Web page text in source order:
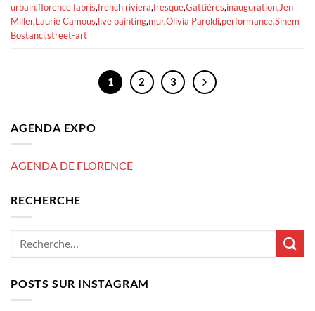
urbain,florence fabris,french riviera,fresque,Gattières,inauguration,Jen
Miller,Laurie Camous,live painting,mur,Olivia Paroldi,performance,Sinem
Bostanci,street-art
1 2 3
AGENDA EXPO
AGENDA DE FLORENCE
RECHERCHE
POSTS SUR INSTAGRAM